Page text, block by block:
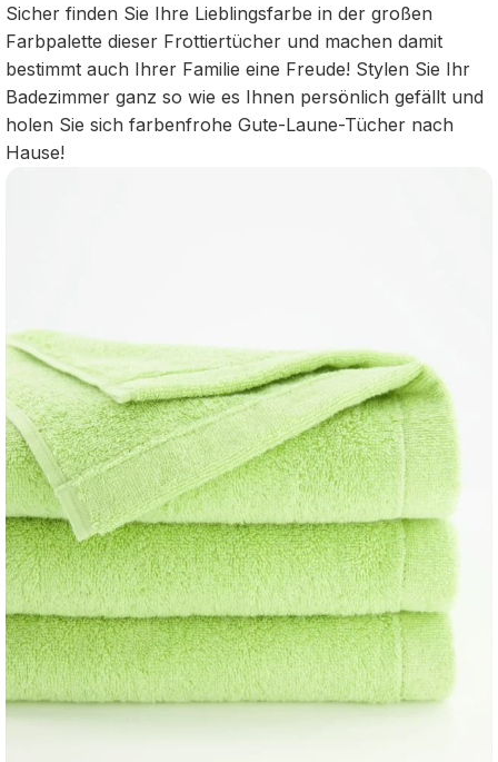
Sicher finden Sie Ihre Lieblingsfarbe in der großen
Farbpalette dieser Frottiertücher und machen damit
bestimmt auch Ihrer Familie eine Freude! Stylen Sie Ihr
Badezimmer ganz so wie es Ihnen persönlich gefällt und
holen Sie sich farbenfrohe Gute-Laune-Tücher nach
Hause!